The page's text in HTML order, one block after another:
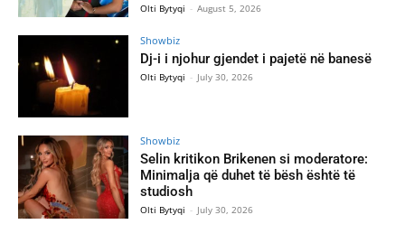
Olti Bytyqi - August 5, 2026
Showbiz
Dj-i i njohur gjendet i pajetë në banesë
Olti Bytyqi - July 30, 2026
Showbiz
Selin kritikon Brikenen si moderatore:
Minimalja që duhet të bësh është të
studiosh
Olti Bytyqi - July 30, 2026